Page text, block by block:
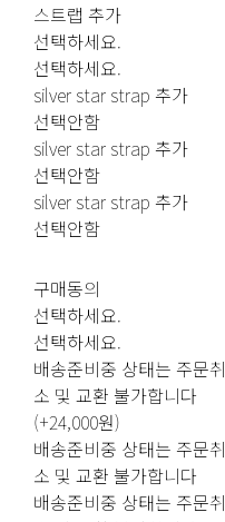
스트랩 추가
선택하세요.
선택하세요.
silver star strap 추가
선택안함
silver star strap 추가
선택안함
silver star strap 추가
선택안함
구매동의
선택하세요.
선택하세요.
배송준비중 상태는 주문취
소 및 교환 불가합니다
(+24,000원)
배송준비중 상태는 주문취
소 및 교환 불가합니다
배송준비중 상태는 주문취